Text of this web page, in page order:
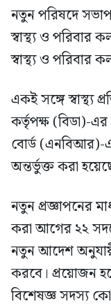
নতুন পরিষদে
স্বাস্থ্য ও পরিবার
স্বাস্থ্য ও পরিবার
একই সঙ্গে স্বাস্থ্য
কর্তৃপক্ষ (বিডা)-এর
বোর্ড (এনবিআর)-
অন্তর্ভুক্ত করা
নতুন প্রজ্ঞাপনের
করা আগের ২২
নতুন আদেশ
করবে। প্রয়োজন
বিশেষজ্ঞ সদস্য